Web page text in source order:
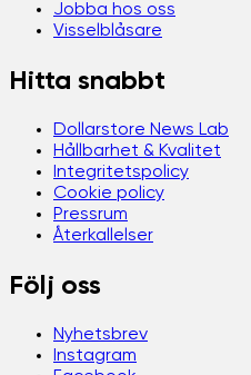
Jobba hos oss
Visselblåsare
Hitta snabbt
Dollarstore News Lab
Hållbarhet & Kvalitet
Integritetspolicy
Cookie policy
Pressrum
Återkallelser
Följ oss
Nyhetsbrev
Instagram